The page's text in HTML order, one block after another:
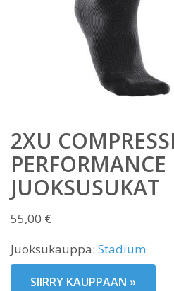
2XU
JUOKSUSUKAT
55,00 €
Juoksukauppa: Stadium
SIIRRY KAUPPAAN »